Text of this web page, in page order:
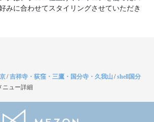
みに合わせてスタイリングさせていただき
/吉祥寺・荻窪・三鷹・国分寺・久我山 /shell国分
ニュー詳細